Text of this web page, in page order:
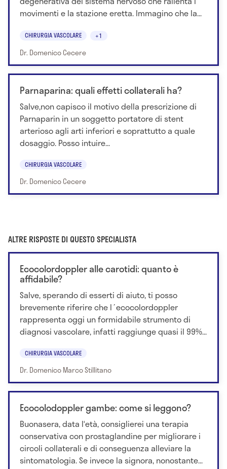
movimenti e la stazione eretta. Immagino che la...
CHIRURGIA VASCOLARE +1
Dr. Domenico Cecere
Parnaparina: quali effetti collaterali ha?
Salve,non capisco il motivo della prescrizione di
Parnaparin in un soggetto portatore di stent
arterioso agli arti inferiori e soprattutto a quale
dosaggio. Posso intuire...
CHIRURGIA VASCOLARE
Dr. Domenico Cecere
ALTRE RISPOSTE DI QUESTO SPECIALISTA
Ecocolordoppler alle carotidi: quanto è
affidabile?
Salve, sperando di esserti di aiuto, ti posso
brevemente riferire che l´ecocolordoppler
rappresenta oggi un formidabile strumento di
diagnosi vascolare, infatti raggiunge quasi il 99%...
CHIRURGIA VASCOLARE
Dr. Domenico Marco Stillitano
Ecocolodoppler gambe: come si leggono?
Buonasera, data l‘età, consiglierei una terapia
conservativa con prostaglandine per migliorare i
circoli collaterali e di conseguenza alleviare la
sintomatologia. Se invece la signora, nonostante...